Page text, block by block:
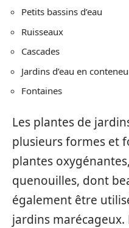
Petits bassins d’eau
Ruisseaux
Cascades
Jardins d’eau en
Fontaines
Les plantes de
plusieurs formes et
plantes
quenouilles, dont
également être
jardins marécageux.